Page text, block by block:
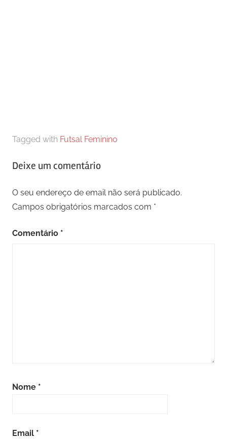
Tagged with Futsal Feminino
Deixe um comentário
O seu endereço de email não será publicado.
Campos obrigatórios marcados com *
Comentário *
Nome *
Email *